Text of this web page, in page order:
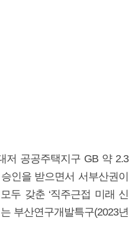
저 공공주택지구 GB 약 2.3
인을 받으면서 서부산권이
두 갖춘 ‘직주근접 미래 신
부산연구개발특구(2023년